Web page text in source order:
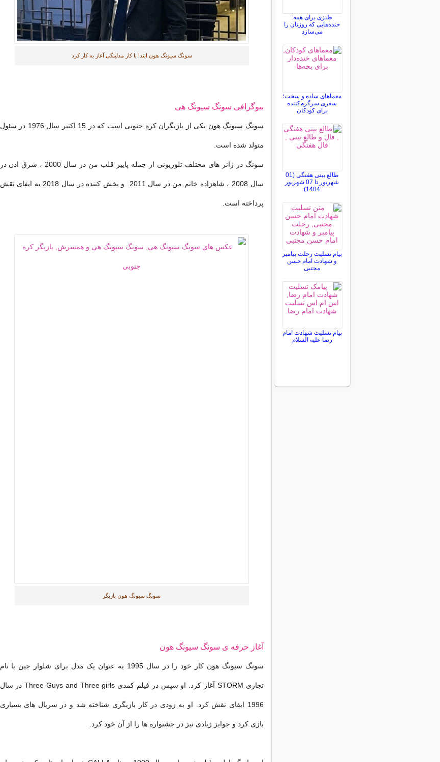
سونگ سیونگ هون ابتدا با کار مدلینگی آغاز به کار کرد
بیوگرافی سونگ سیونگ هی
سونگ سیونگ هون یکی از بازیگران کره جنوبی است که در 15 اکتبر سال 1976 در سئول
متولد شده است.
سونگ در ژانر های مختلف تلوزیونی از جمله پاییز قلب من در سال 2000 ، شرق ادن در
سال 2008 ، شاهزاده خانم من در سال 2011 و پخش کننده در سال 2018 به ایفای نقش
پرداخته است.
سونگ سیونگ هون بازیگر
آغاز حرفه ی سونگ سیونگ هون
سونگ سیونگ هون کار خود را در سال 1995 به عنوان یک مدل برای شلوار جین با نام
تجاری STORM آغاز کرد. او سپس در فیلم کمدی Three Guys and Three girls در سال
1996 ایفای نقش کرد. او به زودی در کار بازیگری شناخته شد و در سریال های بسیاری
بازی کرد و جوایز زیادی نیز در جشنواره ها را از آن خود کرد.
طنزی برای همه:
خنده‌هایی که روزتان را
می‌سازد
معماهای ساده و سخت؛
سفری سرگرم‌کننده
برای کودکان
طالع بینی هفتگی (01
شهریور تا 07 شهریور
1404)
پیام تسلیت رحلت پیامبر
و شهادت امام حسن
مجتبی
پیام تسلیت شهادت امام
رضا علیه السلام